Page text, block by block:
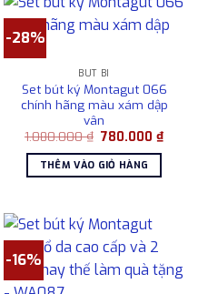
₫.
-28%
BÚT BI
Set bút ký Montagut 066
chính hãng màu xám dập
vân
1.080.000₫ Giá
là:
1.080.000 ₫.
780.000₫Giá
hiện
THÊM VÀO GIỎ HÀNG
-16%